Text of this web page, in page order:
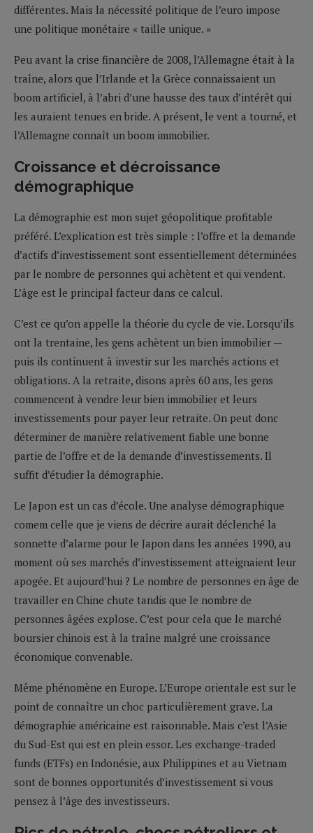
différentes. Mais la nécessité politique de l’euro impose
une politique monétaire « taille unique. »
Peu avant la crise financière de 2008, l’Allemagne était à la
traîne, alors que l’Irlande et la Grèce connaissaient un
boom artificiel, à l’abri d’une hausse des taux d’intérêt qui
les auraient tenues en bride. A présent, le vent a tourné, et
l’Allemagne connaît un boom immobilier.
Croissance et décroissance
démographique
La démographie est mon sujet géopolitique profitable
préféré. L’explication est très simple : l’offre et la demande
d’actifs d’investissement sont essentiellement déterminées
par le nombre de personnes qui achètent et qui vendent.
L’âge est le principal facteur dans ce calcul.
C’est ce qu’on appelle la théorie du cycle de vie. Lorsqu’ils
ont la trentaine, les gens achètent un bien immobilier —
puis ils continuent à investir sur les marchés actions et
obligations. A la retraite, disons après 60 ans, les gens
commencent à vendre leur bien immobilier et leurs
investissements pour payer leur retraite. On peut donc
déterminer de manière relativement fiable une bonne
partie de l’offre et de la demande d’investissements. Il
suffit d’étudier la démographie.
Le Japon est un cas d’école. Une analyse démographique
comem celle que je viens de décrire aurait déclenché la
sonnette d’alarme pour le Japon dans les années 1990, au
moment où ses marchés d’investissement atteignaient leur
apogée. Et aujourd’hui ? Le nombre de personnes en âge de
travailler en Chine chute tandis que le nombre de
personnes âgées explose. C’est pour cela que le marché
boursier chinois est à la traîne malgré une croissance
économique convenable.
Même phénomène en Europe. L’Europe orientale est sur le
point de connaître un choc particulièrement grave. La
démographie américaine est raisonnable. Mais c’est l’Asie
du Sud-Est qui est en plein essor. Les exchange-traded
funds (ETFs) en Indonésie, aux Philippines et au Vietnam
sont de bonnes opportunités d’investissement si vous
pensez à l’âge des investisseurs.